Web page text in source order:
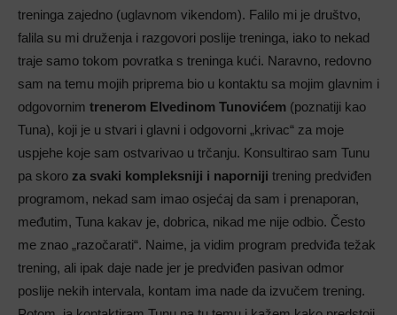
treninga zajedno (uglavnom vikendom). Falilo mi je društvo,
falila su mi druženja i razgovori poslije treninga, iako to nekad
traje samo tokom povratka s treninga kući. Naravno, redovno
sam na temu mojih priprema bio u kontaktu sa mojim glavnim i
odgovornim trenerom Elvedinom Tunovićem (poznatiji kao
Tuna), koji je u stvari i glavni i odgovorni „krivac“ za moje
uspjehe koje sam ostvarivao u trčanju. Konsultirao sam Tunu
pa skoro za svaki kompleksniji i naporniji trening predviđen
programom, nekad sam imao osjećaj da sam i prenaporan,
međutim, Tuna kakav je, dobrica, nikad me nije odbio. Često
me znao „razočarati“. Naime, ja vidim program predviđa težak
trening, ali ipak daje nade jer je predviđen pasivan odmor
poslije nekih intervala, kontam ima nade da izvučem trening.